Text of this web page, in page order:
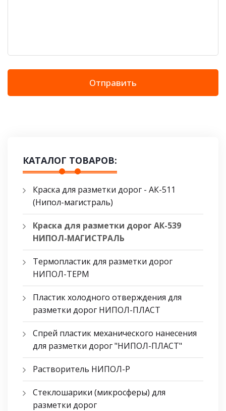
Отправить
КАТАЛОГ ТОВАРОВ:
Краска для разметки дорог - АК-511
(Нипол-магистраль)
Краска для разметки дорог АК-539
НИПОЛ-МАГИСТРАЛЬ
Термопластик для разметки дорог
НИПОЛ-ТЕРМ
Пластик холодного отверждения для
разметки дорог НИПОЛ-ПЛАСТ
Спрей пластик механического нанесения
для разметки дорог "НИПОЛ-ПЛАСТ"
Растворитель НИПОЛ-Р
Стеклошарики (микросферы) для
разметки дорог